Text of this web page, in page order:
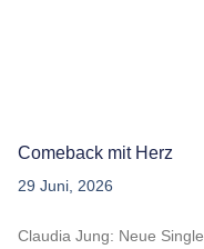
Comeback mit Herz
29 Juni, 2026
Claudia Jung: Neue